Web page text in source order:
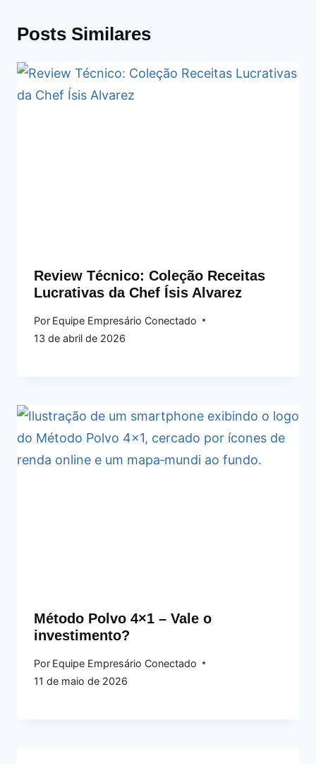
Posts Similares
Review Técnico: Coleção Receitas
Lucrativas da Chef Ísis Alvarez
Por Equipe Empresário Conectado
13 de abril de 2026
Método Polvo 4×1 – Vale o
investimento?
Por Equipe Empresário Conectado
11 de maio de 2026